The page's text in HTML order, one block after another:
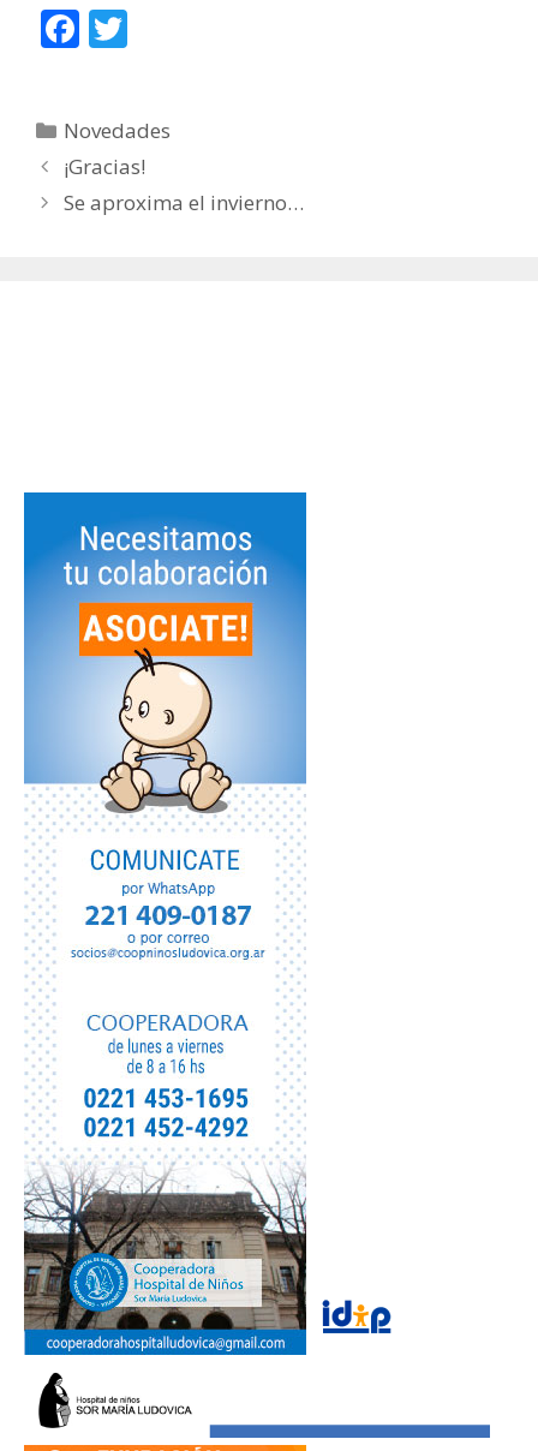
F
b
o
o
er
Categorías
Novedades
¡Gracias!
Se aproxima el invierno…